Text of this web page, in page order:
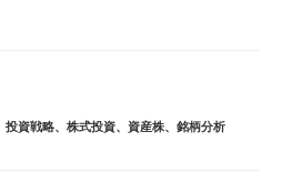
投資戦略、 株式投資、 資産株、 銘柄分析